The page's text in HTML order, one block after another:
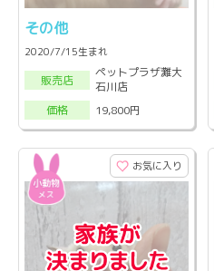
その他
2020/7/15生まれ
販売店
ペットプラザ灘大
石川店
価格
19,800円
お気に入り